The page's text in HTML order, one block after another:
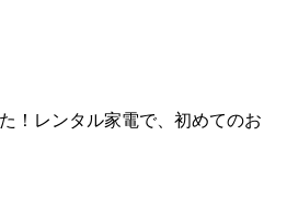
！レンタル家電で、初めてのお